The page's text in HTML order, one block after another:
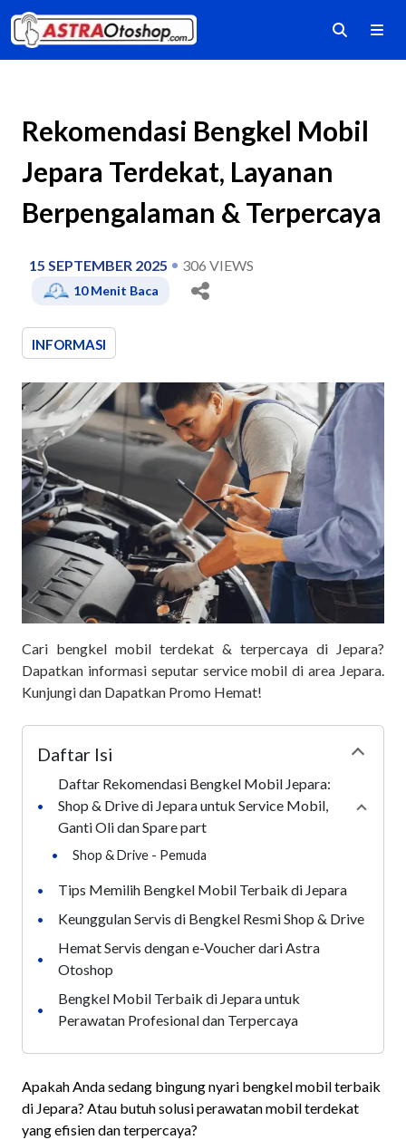
Rekomendasi Bengkel Mobil
Jepara Terdekat, Layanan
Berpengalaman & Terpercaya
15 SEPTEMBER 2025 306 VIEWS
10Menit Baca
INFORMASI
Cari bengkel mobil terdekat & terpercaya di Jepara?
Dapatkan informasi seputar service mobil di area Jepara.
Kunjungi dan Dapatkan Promo Hemat!
Daftar Isi
•
Daftar Rekomendasi Bengkel Mobil Jepara:
Shop & Drive di Jepara untuk Service Mobil,
Ganti Oli dan Spare part
• Shop & Drive - Pemuda
• Tips Memilih Bengkel Mobil Terbaik di Jepara
• Keunggulan Servis di Bengkel Resmi Shop & Drive
•
Hemat Servis dengan e-Voucher dari Astra
Otoshop
•
Bengkel Mobil Terbaik di Jepara untuk
Perawatan Profesional dan Terpercaya
Apakah Anda sedang bingung nyari bengkel mobil terbaik
di Jepara? Atau butuh solusi perawatan mobil terdekat
yang efisien dan terpercaya?